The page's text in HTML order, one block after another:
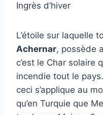
Ingrès d’hiver
L’étoile sur laquelle
Achernar, possède
c’est le Char solaire
incendie tout le
ceci s’applique au
qu’en Turquie que